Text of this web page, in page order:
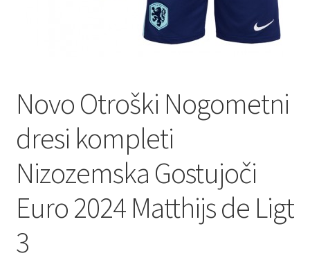
Novo Otroški Nogometni
dresi kompleti
Nizozemska Gostujoči
Euro 2024 Matthijs de Ligt
3